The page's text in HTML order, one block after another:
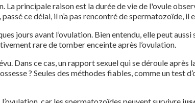
principale raison est la durée de vie de l'ovule
passé ce délai, il n’a pas rencontré de spermatozoïde,
jours avant l’ovulation. Bien entendu, elle peut
rare de tomber enceinte après l’ovulation.
Dans ce cas, un rapport sexuel qui se déroule après
? Seules des méthodes fiables, comme un test